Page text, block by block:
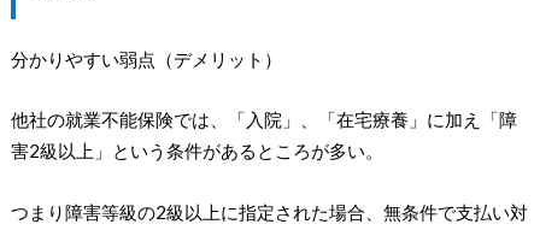
分かりやすい弱点（デメリット）
他社の就業不能保険では、「入院」、「在宅療養」に加え「障
害2級以上」という条件があるところが多い。
つまり障害等級の2級以上に指定された場合、無条件で支払い対